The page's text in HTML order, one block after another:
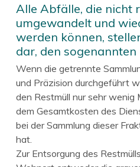
Alle Abfälle, die nicht
umgewandelt und
werden können,
dar, den sogenannten
Wenn die getrennte
und Präzision durchgeführt
den Restmüll nur sehr
dem Gesamtkosten des
bei der Sammlung dieser
hat.
Zur Entsorgung des